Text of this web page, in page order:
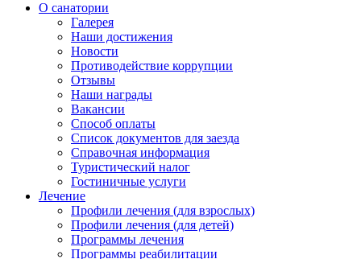
О санатории
Галерея
Наши достижения
Новости
Противодействие коррупции
Отзывы
Наши награды
Вакансии
Способ оплаты
Список документов для заезда
Справочная информация
Туристический налог
Гостиничные услуги
Лечение
Профили лечения (для взрослых)
Профили лечения (для детей)
Программы лечения
Программы реабилитации